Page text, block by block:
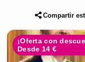
Compartir
¡Oferta con
Desde 14 €